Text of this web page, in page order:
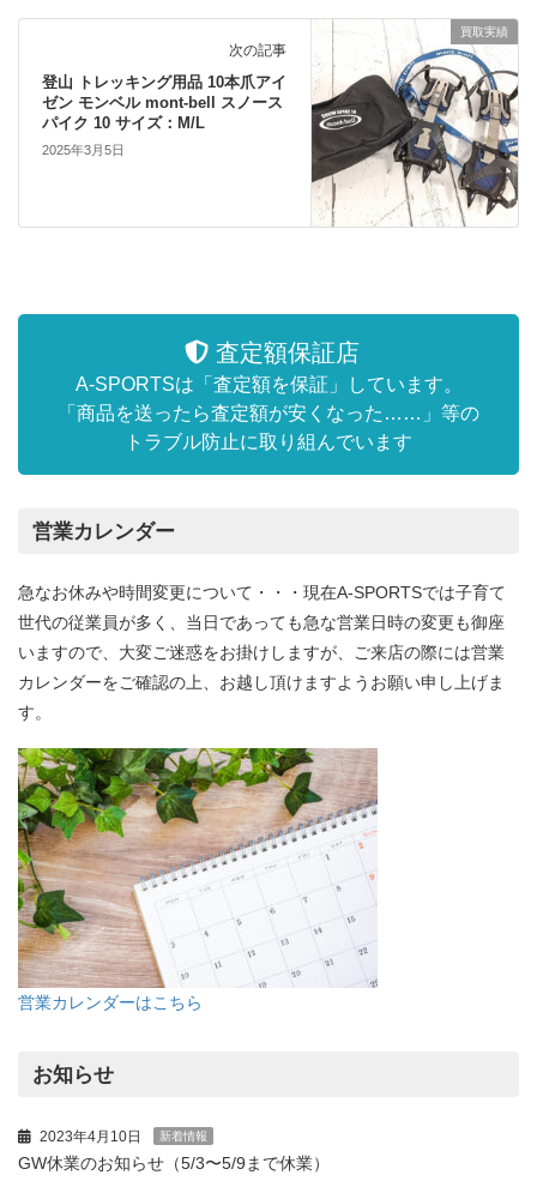
買取実績
次の記事
登山 トレッキング用品 10本爪アイ
ゼン モンベル mont-bell スノース
パイク 10 サイズ：M/L
2025年3月5日
査定額保証店
A-SPORTSは「査定額を保証」しています。
「商品を送ったら査定額が安くなった……」等の
トラブル防止に取り組んでいます
営業カレンダー
急なお休みや時間変更について・・・現在A-SPORTSでは子育て
世代の従業員が多く、当日であっても急な営業日時の変更も御座
いますので、大変ご迷惑をお掛けしますが、ご来店の際には営業
カレンダーをご確認の上、お越し頂けますようお願い申し上げま
す。
営業カレンダーはこちら
お知らせ
2023年4月10日 新着情報
GW休業のお知らせ（5/3〜5/9まで休業）